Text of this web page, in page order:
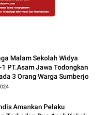
Malam Sekolah Widya
1 PT.Asam Jawa Todongkan
3 Orang Warga Sumberjo
Amankan Pelaku